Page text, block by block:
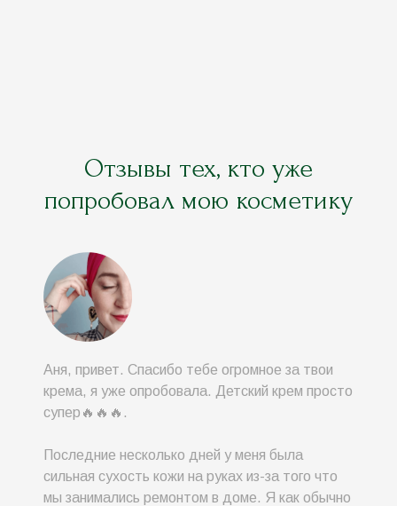
Отзывы тех, кто уже
попробовал мою косметику
Аня, привет. Спасибо тебе огромное за твои
крема, я уже опробовала. Детский крем просто
супер🔥🔥🔥.
Последние несколько дней у меня была
сильная сухость кожи на руках из-за того что
мы занимались ремонтом в доме. Я как обычно